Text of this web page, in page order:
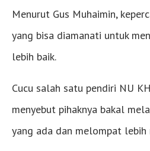
Menurut Gus Muhaimin,
yang bisa diamanati untuk
lebih baik.
Cucu salah satu pendiri NU
menyebut pihaknya bakal
yang ada dan melompat lebih